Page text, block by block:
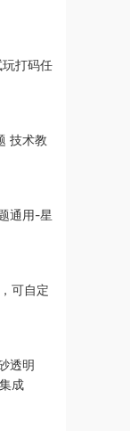
打码任
技术教
通用-星
可自定
透明
成